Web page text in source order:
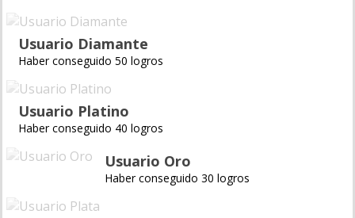
Usuario Diamante
Haber conseguido 50 logros
Usuario Platino
Haber conseguido 40 logros
Usuario Oro
Haber conseguido 30 logros